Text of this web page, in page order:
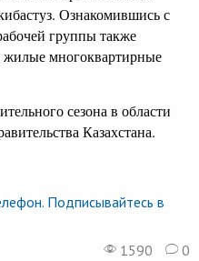
Ознакомившись с
группы также
жилые многоквартирные
сезона в области
Казахстана.
Подписывайтесь в
1590
0